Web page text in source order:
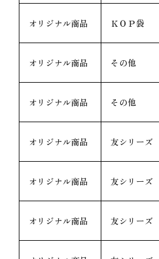
オリジナル商品 ＫＯＰ袋
オリジナル商品 その他
オリジナル商品 その他
オリジナル商品 友シリーズ
オリジナル商品 友シリーズ
オリジナル商品 友シリーズ